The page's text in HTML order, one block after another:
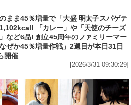
まま45％増量で「大盛 明太子スパゲテ
「カレー」や「天使のチーズ
など6品! 創立45周年のファミリーマー
ぜか45％増量作戦」2週目が本日31日
開催
[2026/3/31 09:30:29]